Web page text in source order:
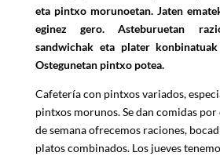
eta pintxo morunoetan. Jaten
eginez gero. Asteburuetan
sandwichak eta plater
Ostegunetan pintxo potea.
Cafetería con pintxos variados,
pintxos morunos. Se dan comidas por
de semana ofrecemos raciones,
platos combinados. Los jueves